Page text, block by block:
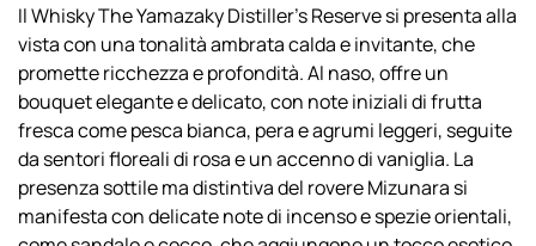
Il Whisky The Yamazaky Distiller’s Reserve si presenta alla
vista con una tonalità ambrata calda e invitante, che
promette ricchezza e profondità. Al naso, offre un
bouquet elegante e delicato, con note iniziali di frutta
fresca come pesca bianca, pera e agrumi leggeri, seguite
da sentori floreali di rosa e un accenno di vaniglia. La
presenza sottile ma distintiva del rovere Mizunara si
manifesta con delicate note di incenso e spezie orientali,